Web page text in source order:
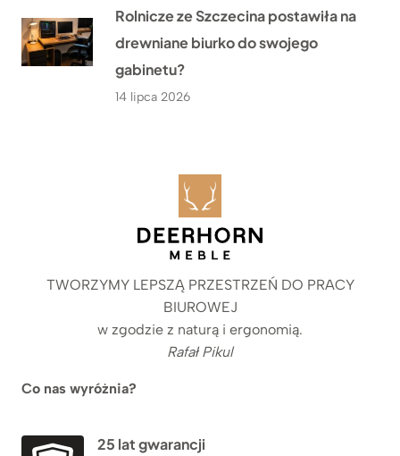
Rolnicze ze Szczecina postawiła na
drewniane biurko do swojego
gabinetu?
14 lipca 2026
TWORZYMY LEPSZĄ PRZESTRZEŃ DO PRACY
BIUROWEJ
w zgodzie z naturą i ergonomią.
Rafał Pikul
Co nas wyróżnia?
25 lat gwarancji